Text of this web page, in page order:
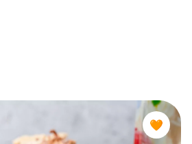
🧡